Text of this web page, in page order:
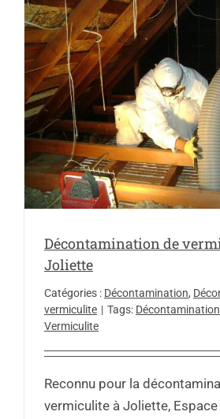
Décontamination de
Joliette
Catégories : Décontamination,
vermiculite | Tags: Décontamination
Vermiculite
Reconnu pour la
vermiculite à Joliette,